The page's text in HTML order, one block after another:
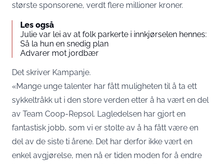
største sponsorene, verdt flere millioner kroner.
Les også
Julie var lei av at folk parkerte i innkjørselen hennes:
Så la hun en snedig plan
Advarer mot jordbær
Det skriver Kampanje.
«Mange unge talenter har fått muligheten til å ta ett
sykkeltråkk ut i den store verden etter å ha vært en del
av Team Coop-Repsol. Lagledelsen har gjort en
fantastisk jobb, som vi er stolte av å ha fått være en
del av de siste ti årene. Det har derfor ikke vært en
enkel avgjørelse, men nå er tiden moden for å endre